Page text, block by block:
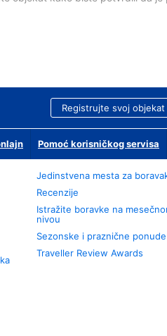
Registrujte svoj objekat
Pomoć korisničkog servisa
Jedinstvena mesta za
Recenzije
Istražite boravke na
nivou
Sezonske i praznične ponude
Traveller Review Awards